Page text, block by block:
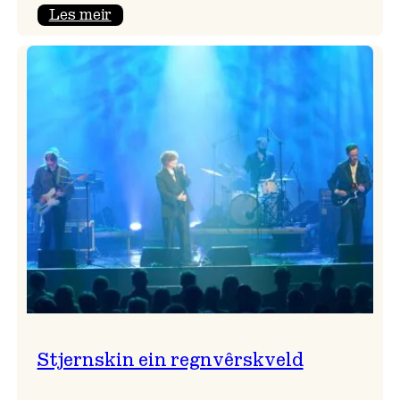
Les meir:
&
Haltli
Stjernskin ein regnvêrskveld